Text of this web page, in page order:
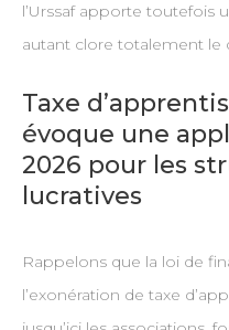
l’Urssaf apporte toutefois
autant clore totalement le
Taxe
évoque une
2026 pour les
lucratives
Rappelons que la loi de
l’exonération de taxe